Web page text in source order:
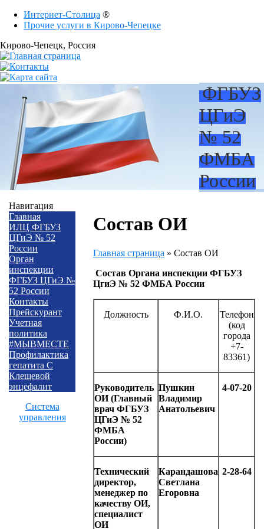
Интернет-Столица ®
Прочие услуги в Кирово-Чепецке
Кирово-Чепецк, Россия
ФГБУЗ
ЦГиЭ
№ 52
ФМБА
России
Навигация
Главная
ИЛЦ ФГБУЗ
ЦГиЭ № 52
России
Орган
инспекции
ФГБУЗ ЦГиЭ №
52 России
Контакты
Прейскурант
Учетная
политика
#МЫВМЕСТЕ
Профилактика
гепатита С
Клещевой
энцефалит
Система
управления
Состав ОИ
Главная страница » Состав ОИ
Состав Органа инспекции ФГБУЗ
ЦгиЭ № 52 ФМБА России
Должность Ф.И.О.
Телефон
(код
города
+7-
83361)
Руководитель
ОИ (Главный
врач ФГБУЗ
ЦГиЭ № 52
ФМБА
России)
Пушкин
Владимир
Анатольевич
4-07-20
Технический
директор,
менеджер по
качеству ОИ,
специалист
ОИ
Карандашова
Светлана
Егоровна
2-28-64